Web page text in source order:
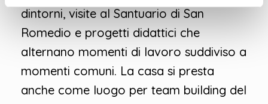
dintorni, visite al Santuario di San
Romedio e progetti didattici che
alternano momenti di lavoro suddiviso a
momenti comuni. La casa si presta
anche come luogo per team building del